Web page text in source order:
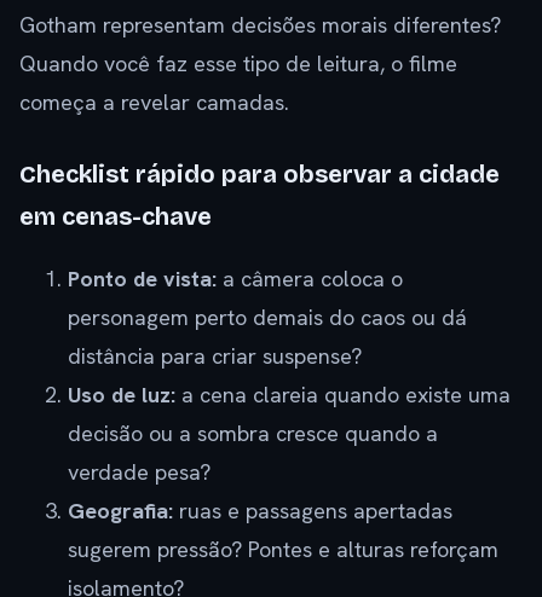
Gotham representam decisões morais diferentes?
Quando você faz esse tipo de leitura, o filme
começa a revelar camadas.
Checklist rápido para observar a cidade
em cenas-chave
Ponto de vista: a câmera coloca o
personagem perto demais do caos ou dá
distância para criar suspense?
Uso de luz: a cena clareia quando existe uma
decisão ou a sombra cresce quando a
verdade pesa?
Geografia: ruas e passagens apertadas
sugerem pressão? Pontes e alturas reforçam
isolamento?